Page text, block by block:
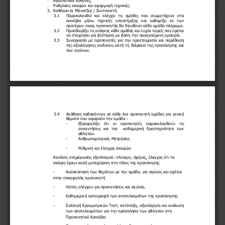
- Ρυθμίσεις σκαφών και εφαρμογή τεχνικής.
3.
Καθήκοντα Mάνατζερ / Συντονιστή
3.1
Παρακολουθεί  και  ελέγχει  τις  ομάδες  που  συμμετέχουν  στα
κοινόβια  μέσω  τεχνικής  υποστήριξης  και
καθορίζει
εκ  των
προτέρων ποιος προπονητής θα διευθύνει κάθε ομάδα πλήρωμα
3.2
Προσδιορίζει τις ανάγκες κάθε ομάδας και τυχόν τομείς που πρέπει
να στοχεύσει για βελτίωση με βάση την προηγούμενη εμπειρία.
3.3
Συνεργασία με προπονητές για την προετοιμασία και παράδοση
της αξιολόγησης κινδύνου κατά τη διάρκεια της προπόνησης και
των αγώνων.
3.4
Ανάθεση καθηκόντων σε κάθε ένα προπονητή ομάδας για γενικά
θέματα που αφορούν την ομάδα :
-
Εξασφαλίζει  ότι  οι  προπονητές  παρακολουθούν  τις
συναντήσεις  και  την    καθημερινή  δραστηριότητα  των
αθλητών.
-
Aνθρωπομετρικές Μετρήσεις
Ρύθμιση και έλεγχος σκαφών
Κανόνες ενημέρωσης εξοπλισμού: πλύσιμο, σχάρες, έλεγχος ότι τα
σκάφη έχουν καλή μεταχείριση στο τέλος της προπόνησης
- Ανασκόπηση των θεμάτων με την ομάδα
για αγώνες και σχόλια
στον επικεφαλής προπονητή
- Λίστες ελέγχου για προπονήσεις και αγώνες.
- Καθημερινή καταγραφή των αποτελεσμάτων της προπόνησης
Συλλογή Εργομετρικών Τεστ, κατάταξη , αξιολόγηση και ανάλυση
των αποτελεσμάτων για την πρόσκληση των αθλητών στο
Προπονητικό Κοινόβιο